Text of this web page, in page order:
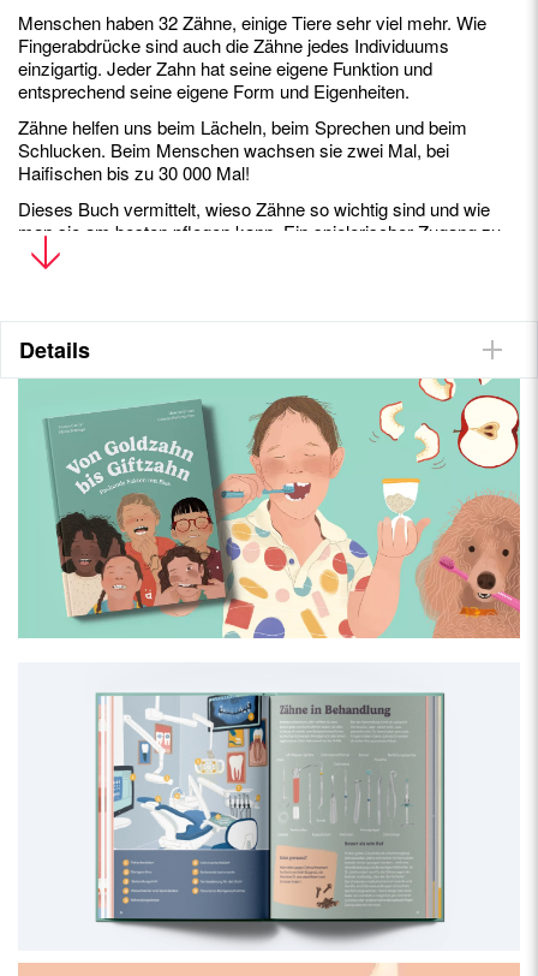
Menschen haben 32 Zähne, einige Tiere sehr viel mehr. Wie
Fingerabdrücke sind auch die Zähne jedes Individuums
einzigartig. Jeder Zahn hat seine eigene Funktion und
entsprechend seine eigene Form und Eigenheiten.
Zähne helfen uns beim Lächeln, beim Sprechen und beim
Schlucken. Beim Menschen wachsen sie zwei Mal, bei
Haifischen bis zu 30 000 Mal!
Dieses Buch vermittelt, wieso Zähne so wichtig sind und wie
man sie am besten pflegen kann. Ein spielerischer Zugang zu
Zähnen und Zahnpflege, der die Angst vor dem nächsten
Zahnarztbesuch nimmt.
Über den Autor
ist Zahnarzt. Er arbeitet in Genf und hat sich
auf die Behandlung von Kindern spezialisiert. Er ist Vater von
drei Kindern und verbringt gerne Zeit mit seiner Familie sowie
mit Rugbyspielen. Yoan hat außerdem das Buch Prendre soin
de ses dents, c'est important (Planète Santé, 2024) verfasst.
Über die Illustratorin
Maria Maregaist eine italienische Illustratorin und
Grafikdesignerin, die im Kanton St. Gallen in der Schweiz lebt.
Sie hat einen Master-Abschluss in Illustration und Grafikdesign
mit Verlagen, Zeitschriften und NGOs zusammen.
Details